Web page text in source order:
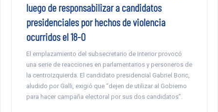
luego de responsabilizar a candidatos
presidenciales por hechos de violencia
ocurridos el 18-O
El emplazamiento del subsecretario de Interior provocó
una serie de reacciones en parlamentarios y personeros de
la centroizquierda. El candidato presidencial Gabriel Boric,
aludido por Galli, exigió que “dejen de utilizar al Gobierno
para hacer campaña electoral por sus dos candidatos”.